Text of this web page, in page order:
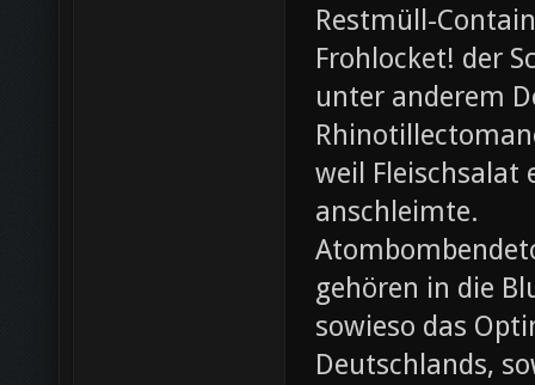
Restmüll-
Frohlocket! der
unter anderem
weil Fleischsalat
anschleimte.
gehören in die
sowieso das
Deutschlands,